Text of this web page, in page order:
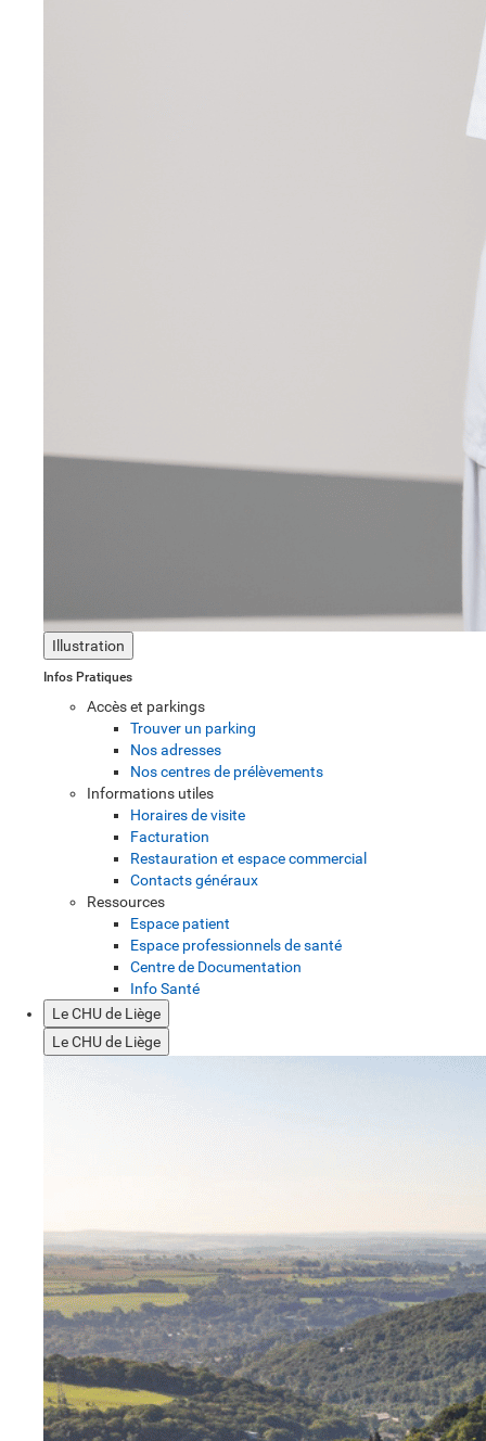
Illustration
Infos Pratiques
Accès et parkings
Trouver un parking
Nos adresses
Nos centres de prélèvements
Informations utiles
Horaires de visite
Facturation
Restauration et espace commercial
Contacts généraux
Ressources
Espace patient
Espace professionnels de santé
Centre de Documentation
Info Santé
Le CHU de Liège
Le CHU de Liège